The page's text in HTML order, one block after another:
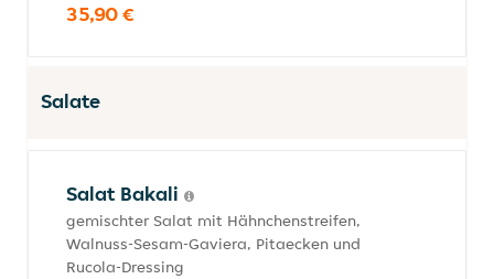
35,90 €
Salate
Salat Bakali
gemischter Salat mit Hähnchenstreifen,
Walnuss-Sesam-Gaviera, Pitaecken und
Rucola-Dressing